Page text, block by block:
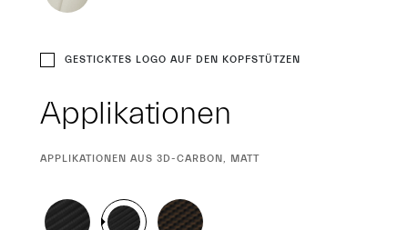
GESTICKTES LOGO AUF DEN KOPFSTÜTZEN
Applikationen
CURRENT
APPLIKATIONEN AUS 3D-CARBON, MATT